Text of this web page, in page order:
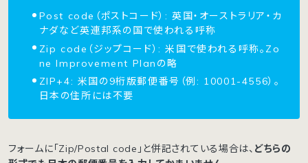
Post code（ポストコード）: 英国・オーストラリア・カ
ナダなど英連邦系の国で使われる呼称
Zip code（ジップコード）: 米国で使われる呼称。Zo
ne Improvement Planの略
ZIP+4: 米国の9桁版郵便番号（例: 10001-4556）。
日本の住所には不要
フォームに「Zip/Postal code」と併記されている場合は、 どちらの